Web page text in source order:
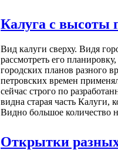
Калуга с высоты
Вид калуги сверху. Видя
рассмотреть его
городских планов разного
петровских времен
сейчас строго по
видна старая часть
Видно большое количество
Открытки